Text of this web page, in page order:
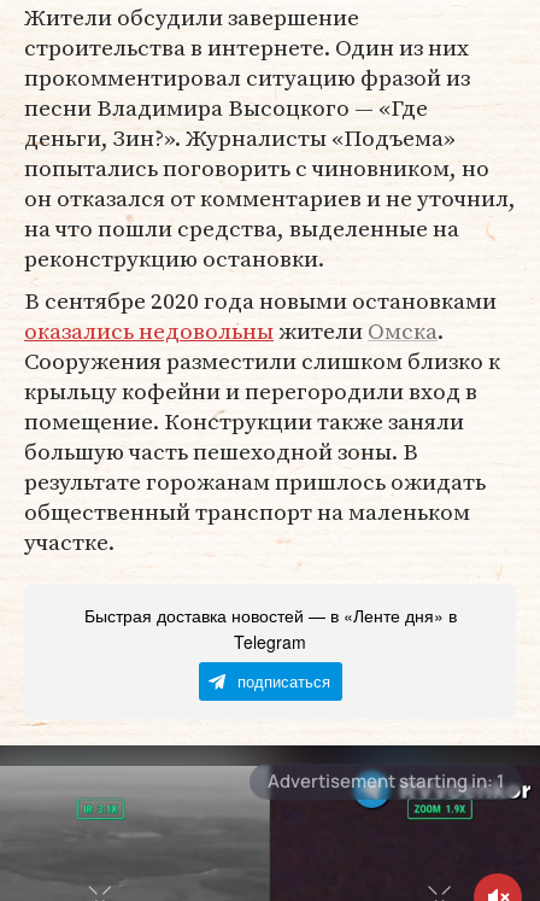
Жители обсудили завершение
строительства в интернете. Один из них
прокомментировал ситуацию фразой из
песни Владимира Высоцкого — «Где
деньги, Зин?». Журналисты «Подъема»
попытались поговорить с чиновником, но
он отказался от комментариев и не уточнил,
на что пошли средства, выделенные на
реконструкцию остановки.
В сентябре 2020 года новыми остановками
оказались недовольныжителиОмска.
Сооружения разместили слишком близко к
крыльцу кофейни и перегородили вход в
помещение. Конструкции также заняли
большую часть пешеходной зоны. В
результате горожанам пришлось ожидать
общественный транспорт на маленьком
участке.
Быстрая доставка новостей — в «Ленте дня» в
Telegram
подписаться